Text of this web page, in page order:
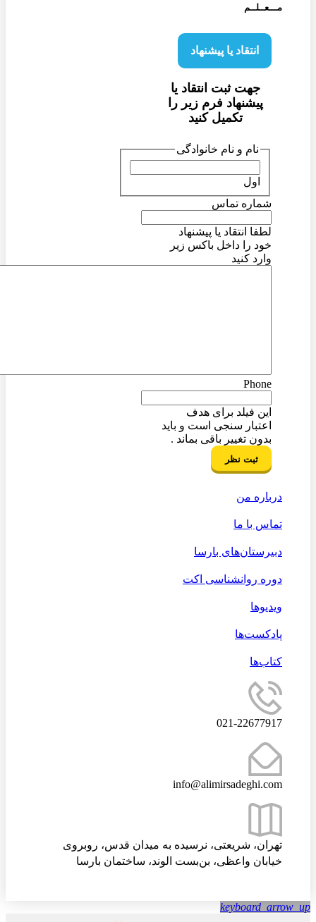
مـــعــلــم
انتقاد یا پیشنهاد
جهت ثبت انتقاد یا
پیشنهاد فرم زیر را
تکمیل کنید
نام و نام خانوادگی
شماره تماس
لطفا انتقاد یا پیشنهاد
خود را داخل باکس زیر
وارد کنید
Phone
این فیلد برای هدف
اعتبار سنجی است و باید
بدون تغییر باقی بماند .
درباره من
تماس با ما
دبیرستان‌های بارسا
دوره روانشناسی اکت
ویدیوها
پادکست‌ها
کتاب‌ها
021-22677917
info@alimirsadeghi.com
تهران، شریعتی، نرسیده به میدان قدس، روبروی
خیابان واعظی، بن‌بست الوند، ساختمان بارسا